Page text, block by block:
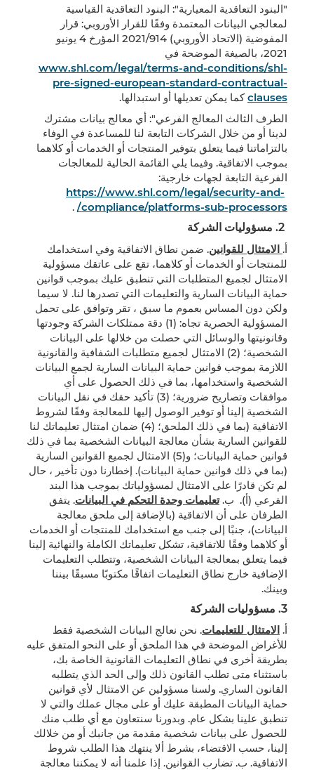
"البنود التعاقدية المعيارية": البنود التعاقدية القياسية
لمعالجي البيانات المعتمدة وفقًا للقرار الأوروبي: قرار
المفوضية (الاتحاد الأوروبي) 2021/914 المؤرخ 4 يونيو
2021، بالصيغة الموضحة في
www.shl.com/legal/terms-and-conditions/shl-
pre-signed-european-standard-contractual-
clausesكما يمكن تعديلها أو استبدالها.
الطرف الثالث المعالج الفرعي": أي معالج بيانات مشترك
لدينا أو من خلال الشركات التابعة لنا للمساعدة في الوفاء
بالتزاماتنا فيما يتعلق بتوفير المنتجات أو الخدمات أو كلاهما
بموجب الاتفاقية. وفيما يلي القائمة الحالية للمعالجات
الفرعية التابعة لجهات خارجية:
https://www.shl.com/legal/security-and-
compliance/platforms-sub-processors/
.
أ. الامتثال للقوانين. ضمن نطاق الاتفاقية وفي استخدامك
للمنتجات أو الخدمات أو كلاهما، تقع على عاتقك مسؤولية
الامتثال لجميع المتطلبات التي تنطبق عليك بموجب قوانين
حماية البيانات السارية والتعليمات التي تصدرها لنا. لا سيما
ولكن دون المساس بعموم ما سبق ، تقر وتوافق على تحمل
المسؤولية الحصرية تجاه: (1) دقة ممتلكات الشركة وجودتها
وقانونيتها والوسائل التي حصلت من خلالها على البيانات
الشخصية؛ (2) الامتثال لجميع متطلبات الشفافية والقانونية
اللازمة بموجب قوانين حماية البيانات السارية لجمع البيانات
الشخصية واستخدامها، بما في ذلك الحصول على أي
موافقات وتصاريح ضرورية؛ (3) تأكيد حقك في نقل البيانات
الشخصية إلينا أو توفير الوصول إليها للمعالجة وفقًا لشروط
الاتفاقية (بما في ذلك الملحق؛ (4) ضمان امتثال تعليماتك لنا
للقوانين السارية بشأن معالجة البيانات الشخصية بما في ذلك
قوانين حماية البيانات؛ و(5) الامتثال لجميع القوانين السارية
(بما في ذلك قوانين حماية البيانات). إخطارنا دون تأخير ، حال
لم تكن قادرًا على الامتثال لمسؤولياتك بموجب هذا البند
الفرعي (أ). ب.تعليمات وحدة التحكم في البيانات. يتفق
الطرفان على أن الاتفاقية (بالإضافة إلى ملحق معالجة
البيانات)، جنبًا إلى جنب مع استخدامك للمنتجات أو الخدمات
أو كلاهما وفقًا للاتفاقية، تشكل تعليماتك الكاملة والنهائية إلينا
فيما يتعلق بمعالجة البيانات الشخصية، وتتطلب التعليمات
الإضافية خارج نطاق التعليمات اتفاقًا مكتوبًا مسبقًا بيننا
وبينك.
3. مسؤوليات الشركة
أ. الامتثال للتعليمات. نحن نعالج البيانات الشخصية فقط
للأغراض الموضحة في هذا الملحق أو على النحو المتفق عليه
بطريقة أخرى في نطاق التعليمات القانونية الخاصة بك،
باستثناء متى تطلب القانون ذلك وإلى الحد الذي يتطلبه
القانون الساري. ولسنا مسؤولين عن الامتثال لأي قوانين
حماية البيانات المطبقة عليك أو على مجال عملك والتي لا
تنطبق علينا بشكل عام. وبدورنا سنتعاون مع أي طلب منك
للحصول على بيانات شخصية مقدمة من جانبك أو من خلالك
إلينا، حسب الاقتضاء، بشرط ألا ينتهك هذا الطلب شروط
الاتفاقية. ب. تضارب القوانين. إذا علمنا أنه لا يمكننا معالجة